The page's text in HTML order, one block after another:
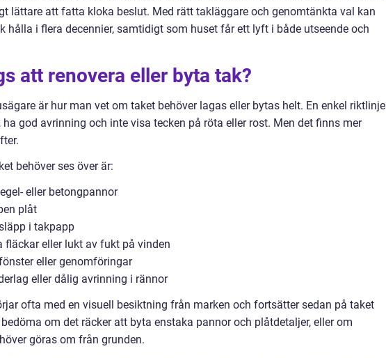
lättare att fatta kloka beslut. Med rätt takläggare och genomtänkta val kan
hålla i flera decennier, samtidigt som huset får ett lyft i både utseende och
att renovera eller byta tak?
är hur man vet om taket behöver lagas eller bytas helt. En enkel riktlinje
god avrinning och inte visa tecken på röta eller rost. Men det finns mer
behöver ses över är:
eller betongpannor
plåt
i takpapp
fläckar eller lukt av fukt på vinden
eller genomföringar
eller dålig avrinning i rännor
ofta med en visuell besiktning från marken och fortsätter sedan på taket
om det räcker att byta enstaka pannor och plåtdetaljer, eller om
göras om från grunden.